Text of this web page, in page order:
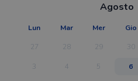
Agosto
Lun Mar Mer Gio
27 28 29 30
3 4 5 6